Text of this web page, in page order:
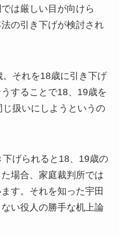
は厳しい目が向けら
の引き下げが検討され
それを18歳に引き下げ
することで18、19歳を
扱いにしようというの
げられると18、19歳の
場合、家庭裁判所では
す。それを知った宇田
い役人の勝手な机上論